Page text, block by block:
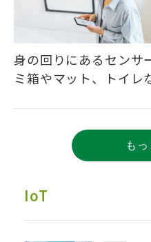
身の回りにあるセンサ
ミ箱やマット、トイレ
も
IoT